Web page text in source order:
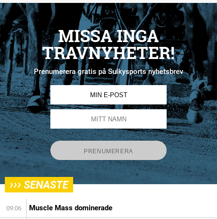
MISSA INGA
TRAVNYHETER!
Prenumerera gratis på Sulkysports nyhetsbrev
››› SENASTE
09:06 Muscle Mass dominerade